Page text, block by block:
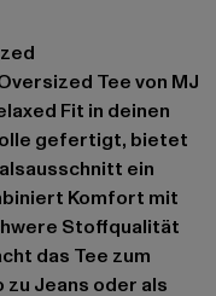
Tee von MJ
Fit in deinen
gefertigt, bietet
ein
Komfort mit
Stoffqualität
das Tee zum
Jeans oder als